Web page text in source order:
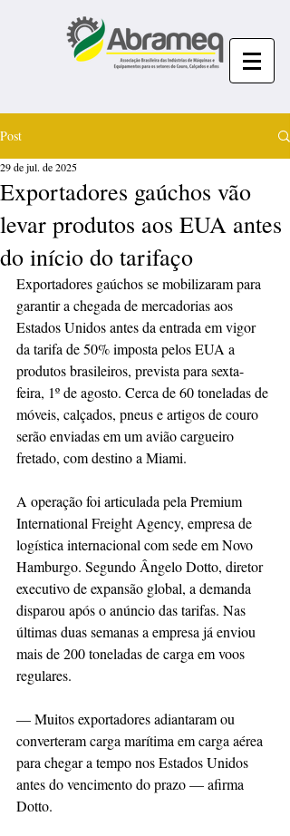
Post
Exportadores gaúchos vão
levar produtos aos EUA antes
do início do tarifaço
29 de jul. de 2025
Exportadores gaúchos se mobilizaram para
garantir a chegada de mercadorias aos
Estados Unidos antes da entrada em vigor
da tarifa de 50% imposta pelos EUA a
produtos brasileiros, prevista para sexta-
feira, 1º de agosto. Cerca de 60 toneladas de
móveis, calçados, pneus e artigos de couro
serão enviadas em um avião cargueiro
fretado, com destino a Miami.
A operação foi articulada pela Premium
International Freight Agency, empresa de
logística internacional com sede em Novo
Hamburgo. Segundo Ângelo Dotto, diretor
executivo de expansão global, a demanda
disparou após o anúncio das tarifas. Nas
últimas duas semanas a empresa já enviou
mais de 200 toneladas de carga em voos
regulares.
— Muitos exportadores adiantaram ou
converteram carga marítima em carga aérea
para chegar a tempo nos Estados Unidos
antes do vencimento do prazo — afirma
Dotto.